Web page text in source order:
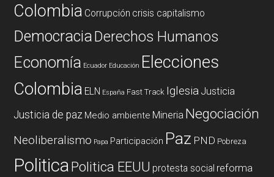
Colombia Corrupción crisis capitalismo
DemocraciaDerechos Humanos
Economía Ecuador Educación Elecciones
Colombia ELN España Fast Track Iglesia Justicia
Justicia de paz Medio ambiente Mineria Negociación
Neoliberalismo Papa Participación Paz PND Pobreza
PoliticaPolitica EEUU protesta social reforma